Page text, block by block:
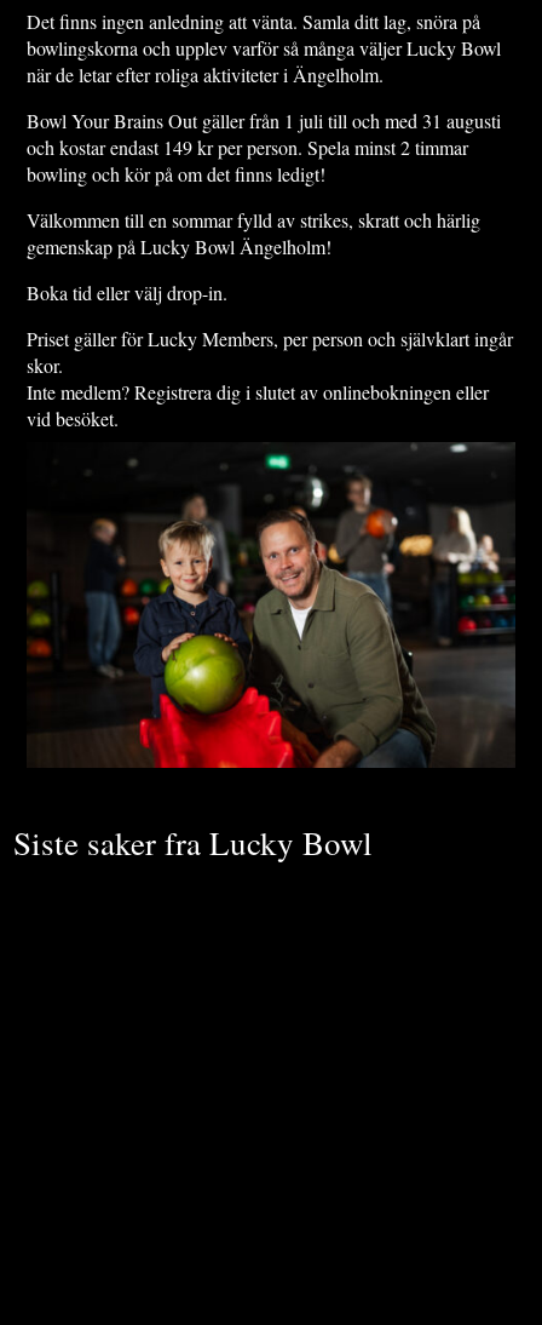
Det finns ingen anledning att vänta. Samla ditt lag, snöra på
bowlingskorna och upplev varför så många väljer Lucky Bowl
när de letar efter roliga aktiviteter i Ängelholm.
Bowl Your Brains Out gäller från 1 juli till och med 31 augusti
och kostar endast 149 kr per person. Spela minst 2 timmar
bowling och kör på om det finns ledigt!
Välkommen till en sommar fylld av strikes, skratt och härlig
gemenskap på Lucky Bowl Ängelholm!
Boka tid eller välj drop-in.
Priset gäller för Lucky Members, per person och självklart ingår
skor.
Inte medlem? Registrera dig i slutet av onlinebokningen eller
vid besöket.
Siste saker fra Lucky Bowl